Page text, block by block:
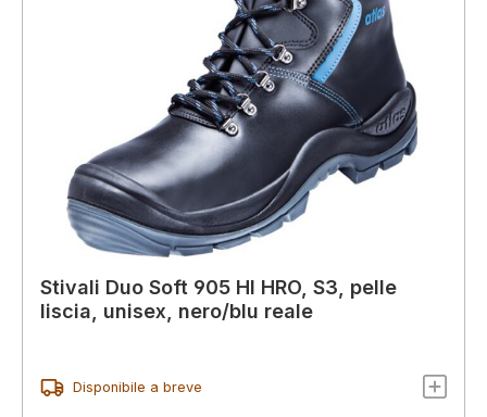
Stivali Duo Soft 905 HI HRO, S3, pelle
liscia, unisex, nero/blu reale
Disponibile a breve